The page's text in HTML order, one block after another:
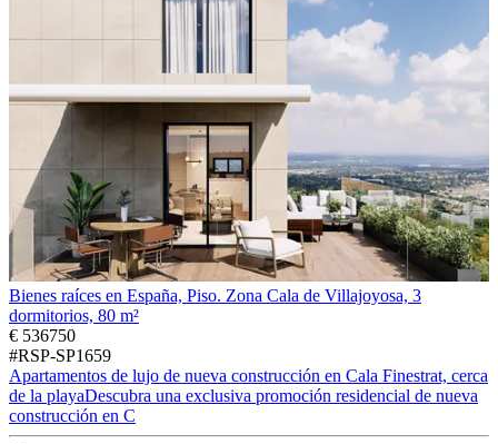
Bienes raíces en España, Piso. Zona Cala de Villajoyosa, 3
dormitorios, 80 m²
€ 536750
#RSP-SP1659
Apartamentos de lujo de nueva construcción en Cala Finestrat, cerca
de la playaDescubra una exclusiva promoción residencial de nueva
construcción en C